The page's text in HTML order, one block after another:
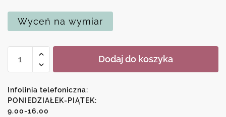
Wyceń na wymiar
Obraz
jeziorem
Geroldsee
Dodaj do koszyka
Infolinia telefoniczna:
PONIEDZIAŁEK-PIĄTEK:
9.00-16.00